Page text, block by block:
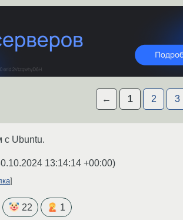
← 1 2 3
с Ubuntu.
13:14:14 +00:00)
22 1